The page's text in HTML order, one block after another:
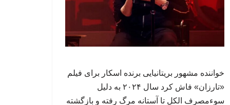
خواننده مشهور بریتانیایی برنده اسکار برای فیلم
«تارزان» فاش کرد سال ۲۰۲۴ به دلیل
سوءمصرف الکل تا آستانه مرگ رفته و بازگشته